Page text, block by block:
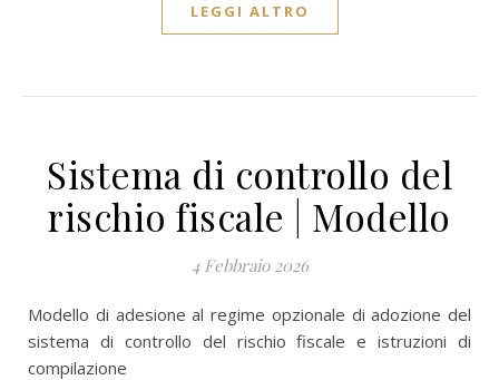
LEGGI ALTRO
Sistema di controllo del
rischio fiscale | Modello
4 Febbraio 2026
Modello di adesione al regime opzionale di adozione del
sistema di controllo del rischio fiscale e istruzioni di
compilazione